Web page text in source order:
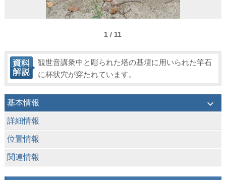
1 / 11
観世音講衆中と彫られた塔の基壇に用いられた竿石
に杯状穴が穿たれています。
基本情報 keyboard_arrow_down
詳細情報
位置情報
関連情報